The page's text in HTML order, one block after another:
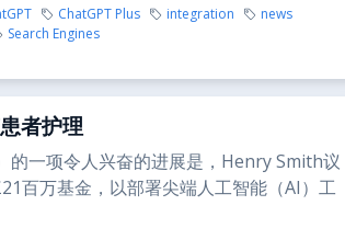
ChatGPT Plus integration
news
Search Engines
者护理
的一项令人兴奋的进展是，Henry Smith议
百万基金，以部署尖端人工智能（AI）工